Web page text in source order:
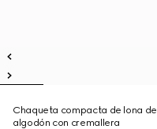
Chaqueta compacta de lona de
algodón con cremallera